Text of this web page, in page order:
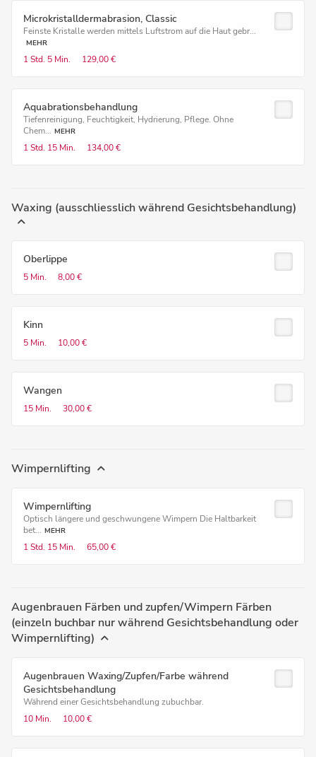
Microkristalldermabrasion, Classic
Feinste Kristalle werden mittels Luftstrom auf die Haut gebr...
MEHR
1 Std. 5 Min. 129,00 €
Aquabrationsbehandlung
Tiefenreinigung, Feuchtigkeit, Hydrierung, Pflege. Ohne
Chem... MEHR
1 Std. 15 Min. 134,00 €
Waxing (ausschliesslich während Gesichtsbehandlung)
Oberlippe
5 Min. 8,00 €
Kinn
5 Min. 10,00 €
Wangen
15 Min. 30,00 €
Wimpernlifting
Wimpernlifting
Optisch längere und geschwungene Wimpern Die Haltbarkeit
bet... MEHR
1 Std. 15 Min. 65,00 €
Augenbrauen Färben und zupfen/Wimpern Färben
(einzeln buchbar nur während Gesichtsbehandlung oder
Wimpernlifting)
Augenbrauen Waxing/Zupfen/Farbe während
Gesichtsbehandlung
Während einer Gesichtsbehandlung zubuchbar.
10 Min.
10,00 €